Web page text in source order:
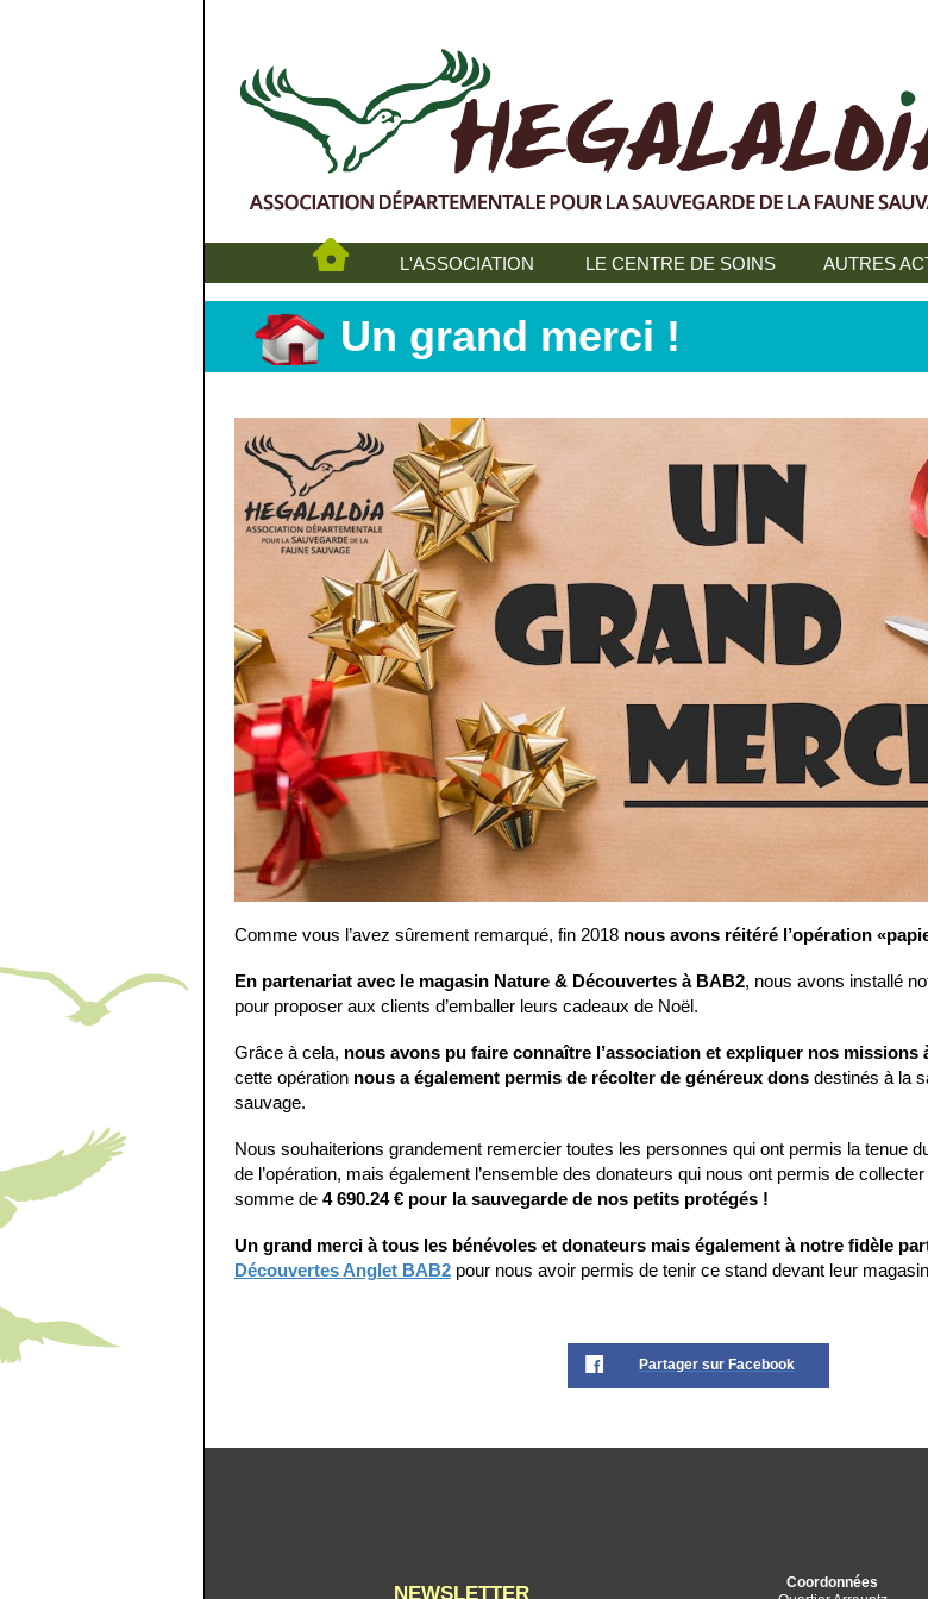
L'ASSOCIATION LE CENTRE DE SOINS AUTRES
Un grand merci !
Comme vous l’avez sûrement remarqué, fin 2018nous avons réitéré l’opération
En partenariat avec le magasin Nature & Découvertes à BAB2, nous avons installé
pour proposer aux clients d’emballer leurs cadeaux de Noël.
Grâce à cela, nous avons pu faire connaître l’association et expliquer nos missions
cette opération nous a également permis de récolter de généreux donsdestinés à la
sauvage.
Nous souhaiterions grandement remercier toutes les personnes qui ont permis la tenue
de l’opération, mais également l’ensemble des donateurs qui nous ont permis de
somme de 4 690.24 € pour la sauvegarde de nos petits protégés !
Un grand merci à tous les bénévoles et donateurs mais également à notre fidèle
Découvertes Anglet BAB2pour nous avoir permis de tenir ce stand devant leur
Partager sur Facebook
NEWSLETTER
Coordonnées